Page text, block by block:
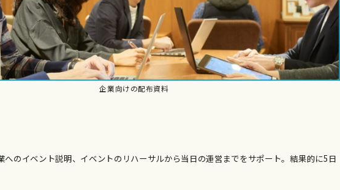
企業向けの配布資料
のイベント説明、イベントのリハーサルから当日の運営までをサポート。結果的に5日